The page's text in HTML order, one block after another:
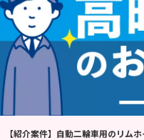
【紹介案件】自動二輪車用のリム